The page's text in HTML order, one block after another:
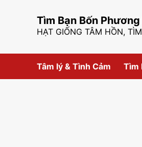
Tìm Bạn Bốn Phương
HẠT GIỐNG TÂM HỒN,
Tâm lý & Tình Cảm Tìm